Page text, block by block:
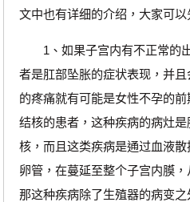
文中也有详细的介绍，大家可以
1、如果子宫内有不正常的
者是肛部坠胀的症状表现，并
的疼痛就有可能是女性不孕的
结核的患者，这种疾病的病灶
核，而且这类疾病是通过血液
卵管，在蔓延至整个子宫内膜
那这种疾病除了生殖器的病变